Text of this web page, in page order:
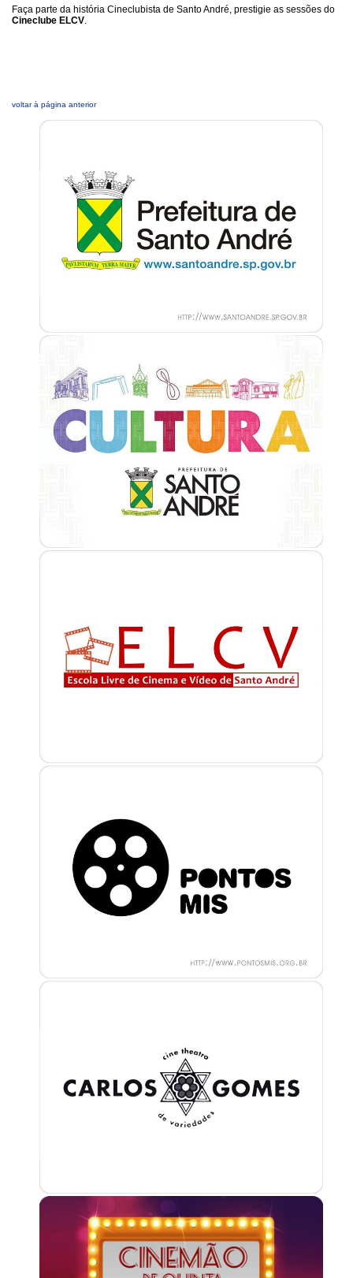
Faça parte da história Cineclubista de Santo André, prestigie as sessões do
Cineclube ELCV.
voltar à página anterior